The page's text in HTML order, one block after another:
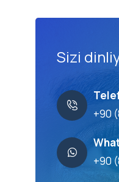
Sizi
+90
+90